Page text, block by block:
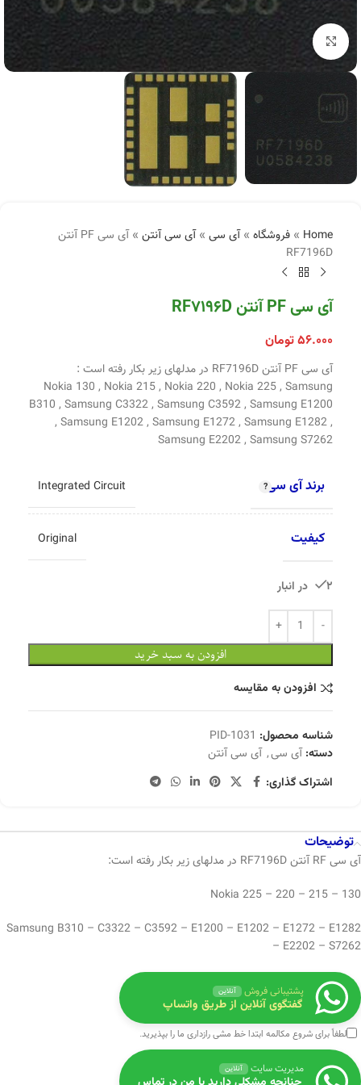
بزرگنمایی تصویر
Home
» فروشگاه »آی سی »آی سی آنتن »
آی سی PF آنتن
RF7196D
آی سی PF آنتن RF7196D
۵۶.۰۰۰تومان
آی سی PF آنتن RF7196D در مدلهای زیر بکار رفته است :
Nokia 130 , Nokia 215 , Nokia 220 , Nokia 225 , Samsung
B310 , Samsung C3322 , Samsung C3592 , Samsung E1200
, Samsung E1202 , Samsung E1272 , Samsung E1282 ,
Samsung E2202 , Samsung S7262
برند آی سی Integrated Circuit
کیفیت Original
2 در انبار
افزودن به سبد خرید
افزودن به مقایسه
شناسه محصول: PID-1031
دسته: آی سی, آی سی آنتن
اشتراک گذاری:
توضیحات
آی سی RF آنتن RF7196D در مدلهای زیر بکار رفته است:
130 – 215 – 220 – 225 Nokia
Samsung B310 – C3322 – C3592 – E1200 – E1202 – E1272 – E1282
– E2202 – S7262
پشتیبانی فروش آنلاین
گفتگوی آنلاین از طریق واتساپ
لطفاً برای شروع مکالمه ابتداخط مشی رازداری ما را بپذیرید.
مدیریت سایت آنلاین